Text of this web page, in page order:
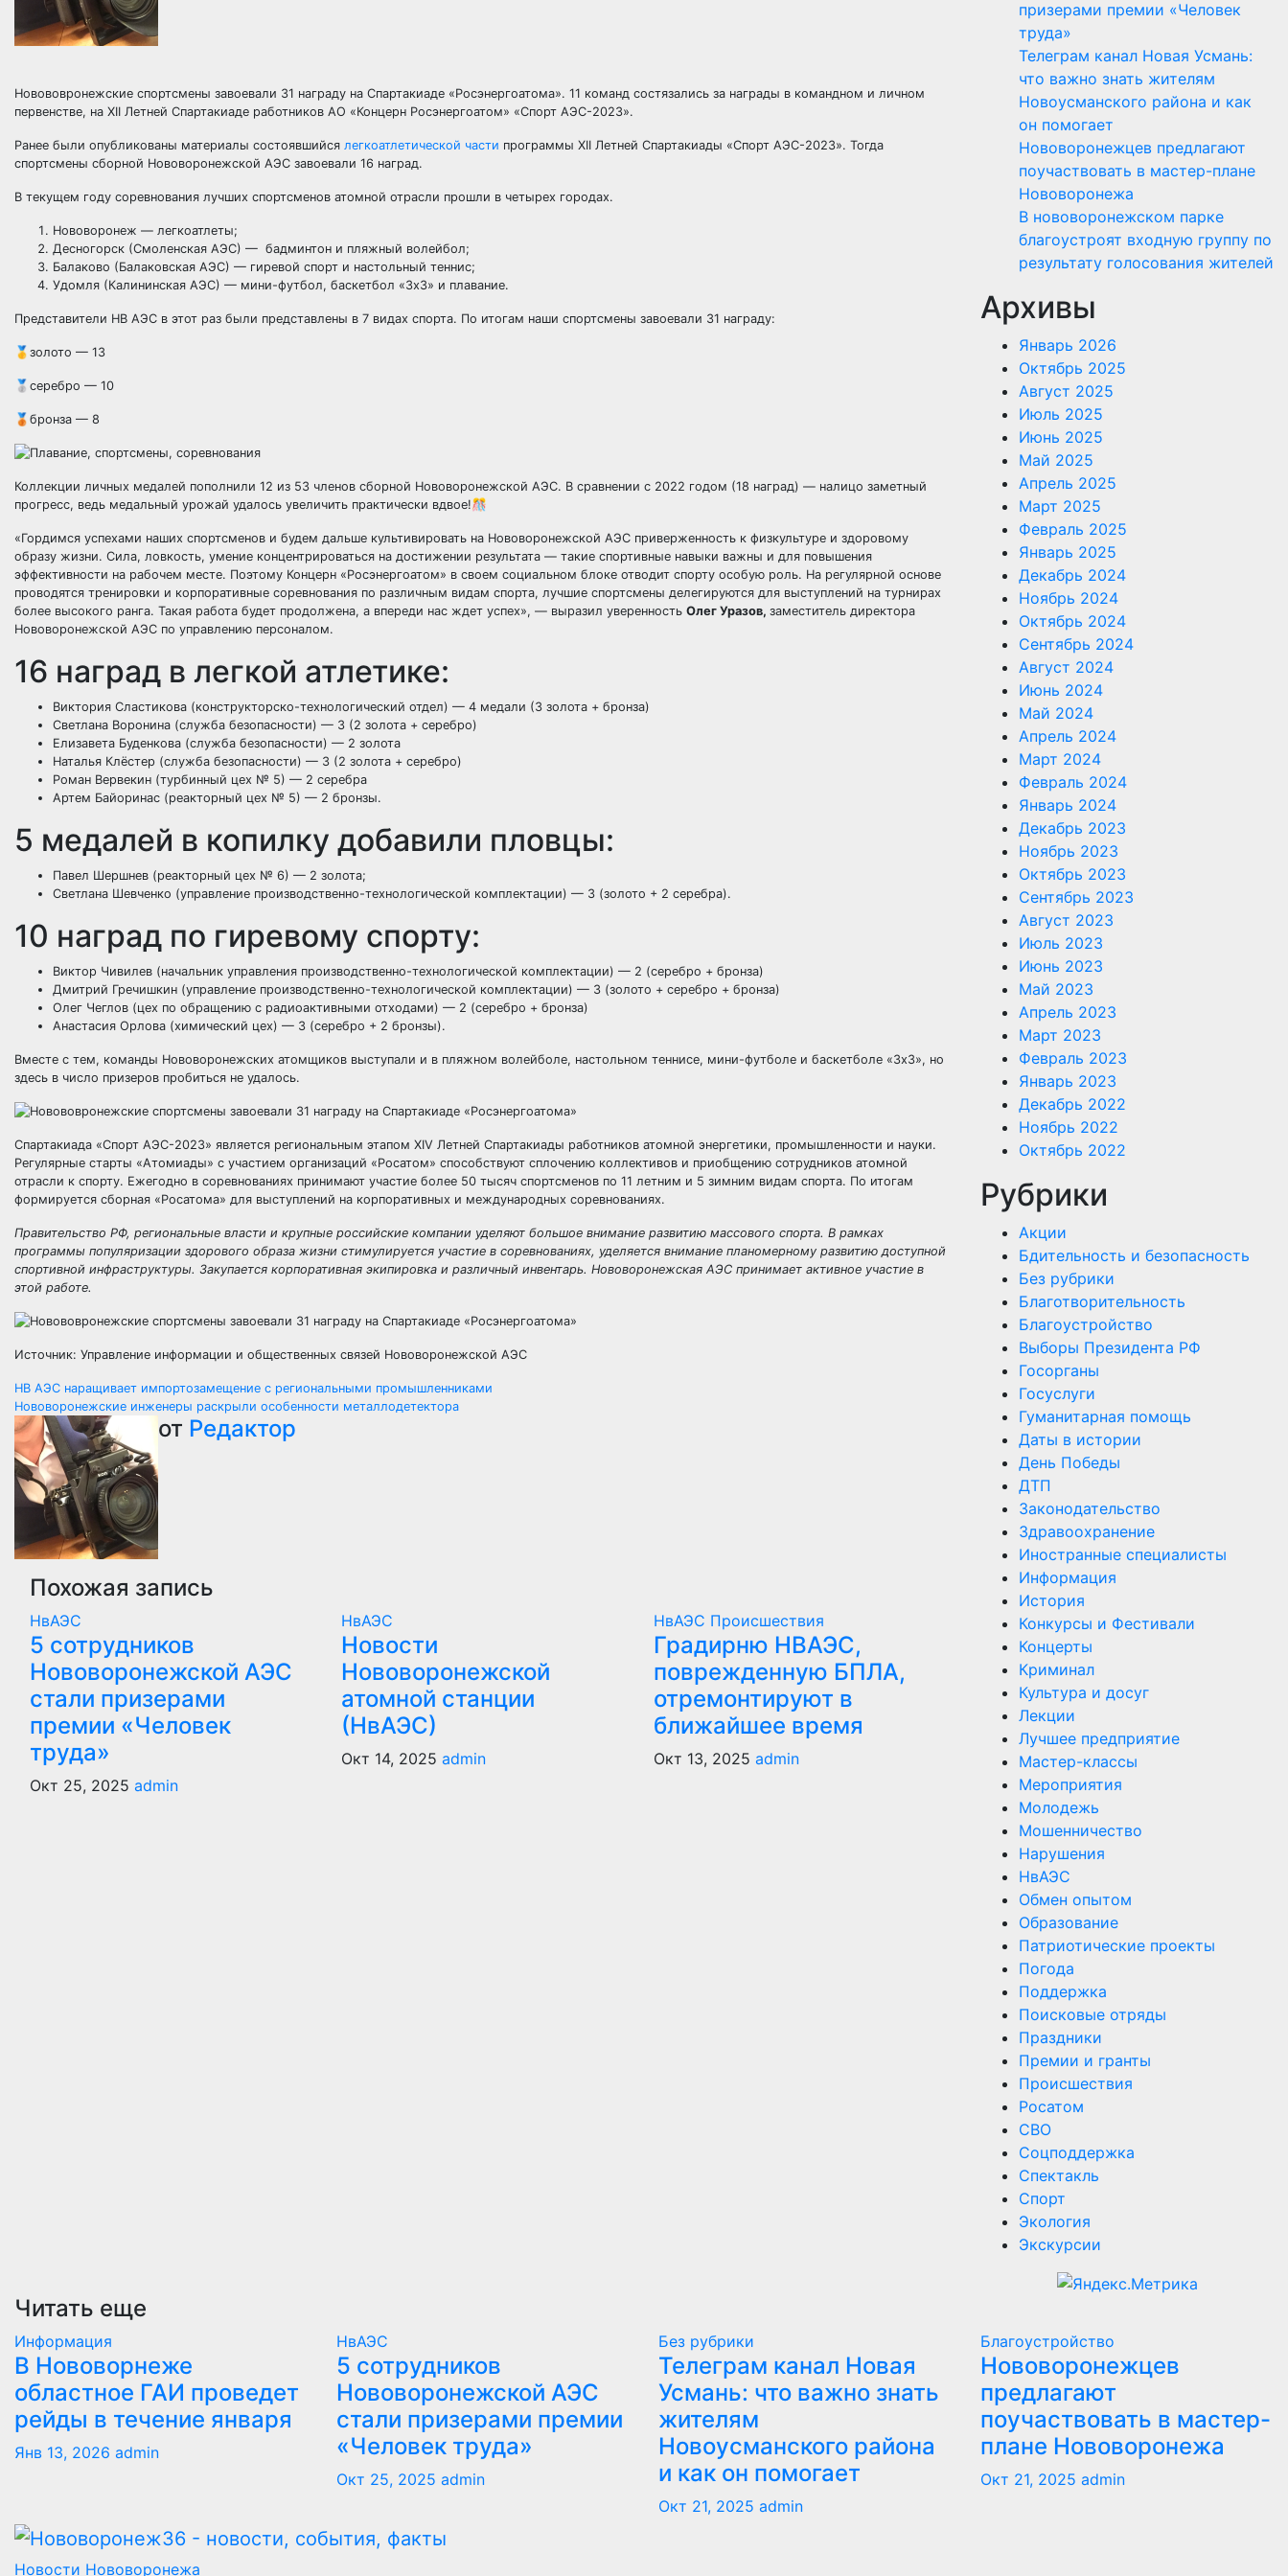
Новововронежские спортсмены завоевали 31 награду на Спартакиаде «Росэнергоатома». 11 команд состязались за награды в командном и личном
первенстве, на XII Летней Спартакиаде работников АО «Концерн Росэнергоатом» «Спорт АЭС-2023».
Ранее были опубликованы материалы состоявшийся легкоатлетической части программы XII Летней Спартакиады «Спорт АЭС-2023». Тогда
спортсмены сборной Нововоронежской АЭС завоевали 16 наград.
В текущем году соревнования лучших спортсменов атомной отрасли прошли в четырех городах.
Нововоронеж — легкоатлеты;
Десногорск (Смоленская АЭС) — бадминтон и пляжный волейбол;
Балаково (Балаковская АЭС) — гиревой спорт и настольный теннис;
Удомля (Калининская АЭС) — мини-футбол, баскетбол «3х3» и плавание.
Представители НВ АЭС в этот раз были представлены в 7 видах спорта. По итогам наши спортсмены завоевали 31 награду:
🥇золото — 13
🥈серебро — 10
🥉бронза — 8
Коллекции личных медалей пополнили 12 из 53 членов сборной Нововоронежской АЭС. В сравнении с 2022 годом (18 наград) — налицо заметный
прогресс, ведь медальный урожай удалось увеличить практически вдвое!🎊
«Гордимся успехами наших спортсменов и будем дальше культивировать на Нововоронежской АЭС приверженность к физкультуре и здоровому
образу жизни. Сила, ловкость, умение концентрироваться на достижении результата — такие спортивные навыки важны и для повышения
эффективности на рабочем месте. Поэтому Концерн «Росэнергоатом» в своем социальном блоке отводит спорту особую роль. На регулярной основе
проводятся тренировки и корпоративные соревнования по различным видам спорта, лучшие спортсмены делегируются для выступлений на турнирах
более высокого ранга. Такая работа будет продолжена, а впереди нас ждет успех», — выразил уверенность Олег Уразов, заместитель директора
Нововоронежской АЭС по управлению персоналом.
16 наград в легкой атлетике:
Виктория Сластикова (конструкторско-технологический отдел) — 4 медали (3 золота + бронза)
Светлана Воронина (служба безопасности) — 3 (2 золота + серебро)
Елизавета Буденкова (служба безопасности) — 2 золота
Наталья Клёстер (служба безопасности) — 3 (2 золота + серебро)
Роман Вервекин (турбинный цех № 5) — 2 серебра
Артем Байоринас (реакторный цех № 5) — 2 бронзы.
5 медалей в копилку добавили пловцы:
Павел Шершнев (реакторный цех № 6) — 2 золота;
Светлана Шевченко (управление производственно-технологической комплектации) — 3 (золото + 2 серебра).
10 наград по гиревому спорту:
Виктор Чивилев (начальник управления производственно-технологической комплектации) — 2 (серебро + бронза)
Дмитрий Гречишкин (управление производственно-технологической комплектации) — 3 (золото + серебро + бронза)
Олег Чеглов (цех по обращению с радиоактивными отходами) — 2 (серебро + бронза)
Анастасия Орлова (химический цех) — 3 (серебро + 2 бронзы).
Вместе с тем, команды Нововоронежских атомщиков выступали и в пляжном волейболе, настольном теннисе, мини-футболе и баскетболе «3х3», но
здесь в число призеров пробиться не удалось.
Спартакиада «Спорт АЭС-2023» является региональным этапом ХIV Летней Спартакиады работников атомной энергетики, промышленности и науки.
Регулярные старты «Атомиады» с участием организаций «Росатом» способствуют сплочению коллективов и приобщению сотрудников атомной
отрасли к спорту. Ежегодно в соревнованиях принимают участие более 50 тысяч спортсменов по 11 летним и 5 зимним видам спорта. По итогам
формируется сборная «Росатома» для выступлений на корпоративных и международных соревнованиях.
Правительство РФ, региональные власти и крупные российские компании уделяют большое внимание развитию массового спорта. В рамках
программы популяризации здорового образа жизни стимулируется участие в соревнованиях, уделяется внимание планомерному развитию доступной
спортивной инфраструктуры. Закупается корпоративная экипировка и различный инвентарь. Нововоронежская АЭС принимает активное участие в
этой работе.
Источник: Управление информации и общественных связей Нововоронежской АЭС
Навигация
по
записям
НВ АЭС наращивает импортозамещение с региональными промышленниками
Нововоронежские инженеры раскрыли особенности металлодетектора
от Редактор
Похожая запись
НвАЭС
5 сотрудников
Нововоронежской АЭС
стали призерами
премии «Человек
труда»
Окт 25, 2025 admin
НвАЭС
Новости
Нововоронежской
атомной станции
(НвАЭС)
Окт 14, 2025 admin
НвАЭС Происшествия
Градирню НВАЭС,
поврежденную БПЛА,
отремонтируют в
ближайшее время
Окт 13, 2025 admin
призерами премии «Человек
труда»
Телеграм канал Новая Усмань:
что важно знать жителям
Новоусманского района и как
он помогает
Нововоронежцев предлагают
поучаствовать в мастер-плане
Нововоронежа
В нововоронежском парке
благоустроят входную группу по
результату голосования жителей
Архивы
Январь 2026
Октябрь 2025
Август 2025
Июль 2025
Июнь 2025
Май 2025
Апрель 2025
Март 2025
Февраль 2025
Январь 2025
Декабрь 2024
Ноябрь 2024
Октябрь 2024
Сентябрь 2024
Август 2024
Июнь 2024
Май 2024
Апрель 2024
Март 2024
Февраль 2024
Январь 2024
Декабрь 2023
Ноябрь 2023
Октябрь 2023
Сентябрь 2023
Август 2023
Июль 2023
Июнь 2023
Май 2023
Апрель 2023
Март 2023
Февраль 2023
Январь 2023
Декабрь 2022
Ноябрь 2022
Октябрь 2022
Рубрики
Акции
Бдительность и безопасность
Без рубрики
Благотворительность
Благоустройство
Выборы Президента РФ
Госорганы
Госуслуги
Гуманитарная помощь
Даты в истории
День Победы
ДТП
Законодательство
Здравоохранение
Иностранные специалисты
Информация
История
Конкурсы и Фестивали
Концерты
Криминал
Культура и досуг
Лекции
Лучшее предприятие
Мастер-классы
Мероприятия
Молодежь
Мошенничество
Нарушения
НвАЭС
Обмен опытом
Образование
Патриотические проекты
Погода
Поддержка
Поисковые отряды
Праздники
Премии и гранты
Происшествия
Росатом
СВО
Соцподдержка
Спектакль
Спорт
Экология
Экскурсии
Читать еще
Информация
В Нововорнеже
областное ГАИ проведет
рейды в течение января
Янв 13, 2026 admin
НвАЭС
5 сотрудников
Нововоронежской АЭС
стали призерами премии
«Человек труда»
Окт 25, 2025 admin
Без рубрики
Телеграм канал Новая
Усмань: что важно знать
жителям
Новоусманского района
и как он помогает
Окт 21, 2025 admin
Благоустройство
Нововоронежцев
предлагают
поучаствовать в мастер-
плане Нововоронежа
Окт 21, 2025 admin
Новости Нововоронежа